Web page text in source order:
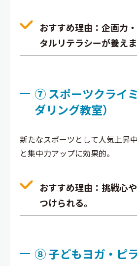
おすすめ理由 ：企画力
タルリテラシーが養えま
⑦ スポーツクライ
ダリング教室）
新たなスポーツとして人気上昇
と集中力アップに効果的。
おすすめ理由 ：挑戦心
つけられる。
⑧ 子どもヨガ・ピ